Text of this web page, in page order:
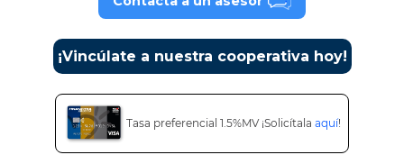
¡Vincúlate a nuestra cooperativa hoy!
Tasa preferencial 1.5%MV ¡Solicítala aquí!